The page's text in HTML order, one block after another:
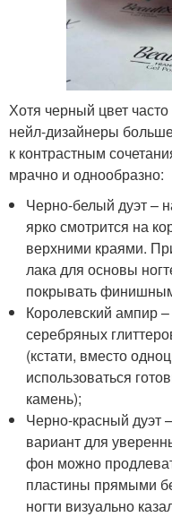
Хотя черный цвет
нейл-дизайнеры
к контрастным
мрачно и однообразно:
Черно-белый дуэт –
ярко смотрится на
верхними краями.
лака для основы
покрывать
Королевский ампир
серебряных
(кстати, вместо
использоваться
камень);
Черно-красный дуэт
вариант для
фон можно
пластины прямыми
ногти визуально